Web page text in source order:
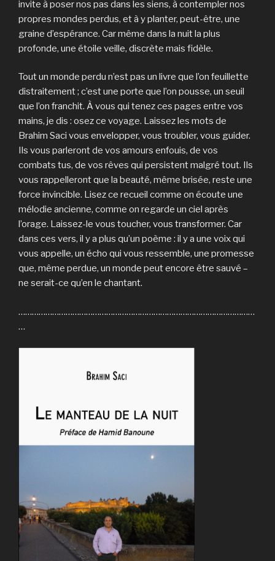
invite à poser nos pas dans les siens, à contempler nos
propres mondes perdus, et à y planter, peut-être, une
graine d’espérance. Car même dans la nuit la plus
profonde, une étoile veille, discrète mais fidèle.
Tout un monde perdu n’est pas un livre que l’on feuillette
distraitement ; c’est une porte que l’on pousse, un seuil
que l’on franchit. À vous qui tenez ces pages entre vos
mains, je dis : osez ce voyage. Laissez les mots de
Brahim Saci vous envelopper, vous troubler, vous guider.
Ils vous parleront de vos amours enfouis, de vos
combats tus, de vos rêves qui persistent malgré tout. Ils
vous rappelleront que la beauté, même brisée, reste une
force invincible. Lisez ce recueil comme on écoute une
mélodie ancienne, comme on regarde un ciel après
l’orage. Laissez-le vous toucher, vous transformer. Car
dans ces vers, il y a plus qu’un poème : il y a une voix qui
vous appelle, un écho qui vous ressemble, une promesse
que, même perdue, un monde peut encore être sauvé –
ne serait-ce qu’en le chantant.
……………………………………………………………………………………………
…